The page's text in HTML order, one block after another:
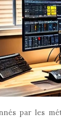
par les